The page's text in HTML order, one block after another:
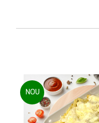
NOU